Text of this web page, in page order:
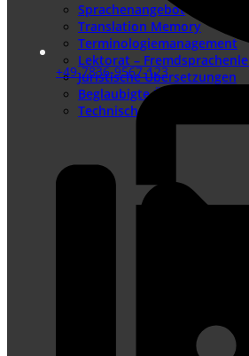
Sprachenangebot
Translation Memory
Terminologiemanagement
Lektorat –
Juristische Übersetzungen
Beglaubigte Übersetzungen
Technische Übersetzungen
+49-7836-9567-123